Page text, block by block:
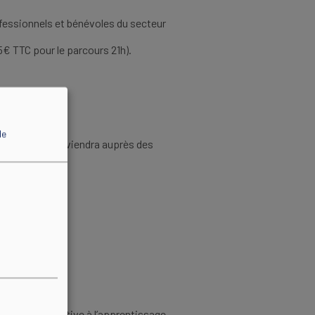
et bénévoles du secteur
TTC pour le parcours 21h).
et interviendra auprès des